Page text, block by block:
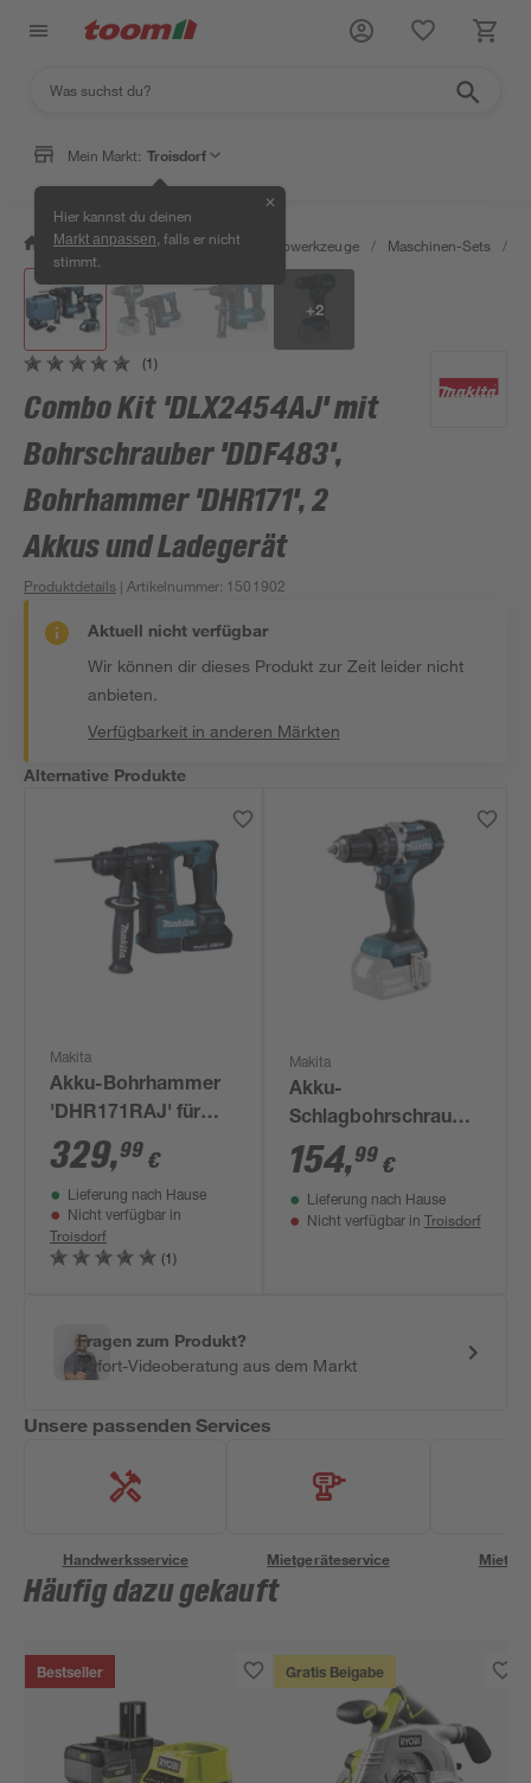
Mein Markt: Troisdorf
Hier kannst du deinen
Markt anpassen , falls er nicht
stimmt.
✕
/ Werkstatt & Maschinen / Elektrowerkzeuge / Maschinen-Sets /
+2
(1)
Combo Kit 'DLX2454AJ' mit
Bohrschrauber 'DDF483',
Bohrhammer 'DHR171', 2
Akkus und Ladegerät
Produktdetails | Artikelnummer: 1501902
Aktuell nicht verfügbar
Wir können dir dieses Produkt zur Zeit leider nicht
anbieten.
Verfügbarkeit in anderen Märkten
Alternative Produkte
Makita
Akku-Bohrhammer
'DHR171RAJ' für
SDS-Plus, mit 2
Akkus, 18 V
329,99 €
Lieferung nach Hause
Nicht verfügbar in
Troisdorf
(1)
Makita
Akku-
Schlagbohrschrauber
'DHP484Z' ohne
Akku, 18 V
154,99€
Lieferung nach Hause
Nicht verfügbar in Troisdorf
Fragen zum Produkt?
Sofort-Videoberatung aus dem Markt
Unsere passenden Services
Handwerksservice Mietgeräteservice
Häufig dazu gekauft
Bestseller Gratis Beigabe